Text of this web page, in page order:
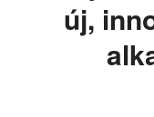
új,